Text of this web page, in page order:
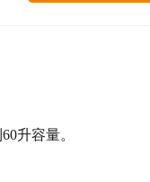
60升容量。